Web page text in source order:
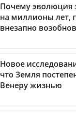
Почему эволюция
на миллионы лет,
внезапно
Новое
что Земля
Венеру жизнью